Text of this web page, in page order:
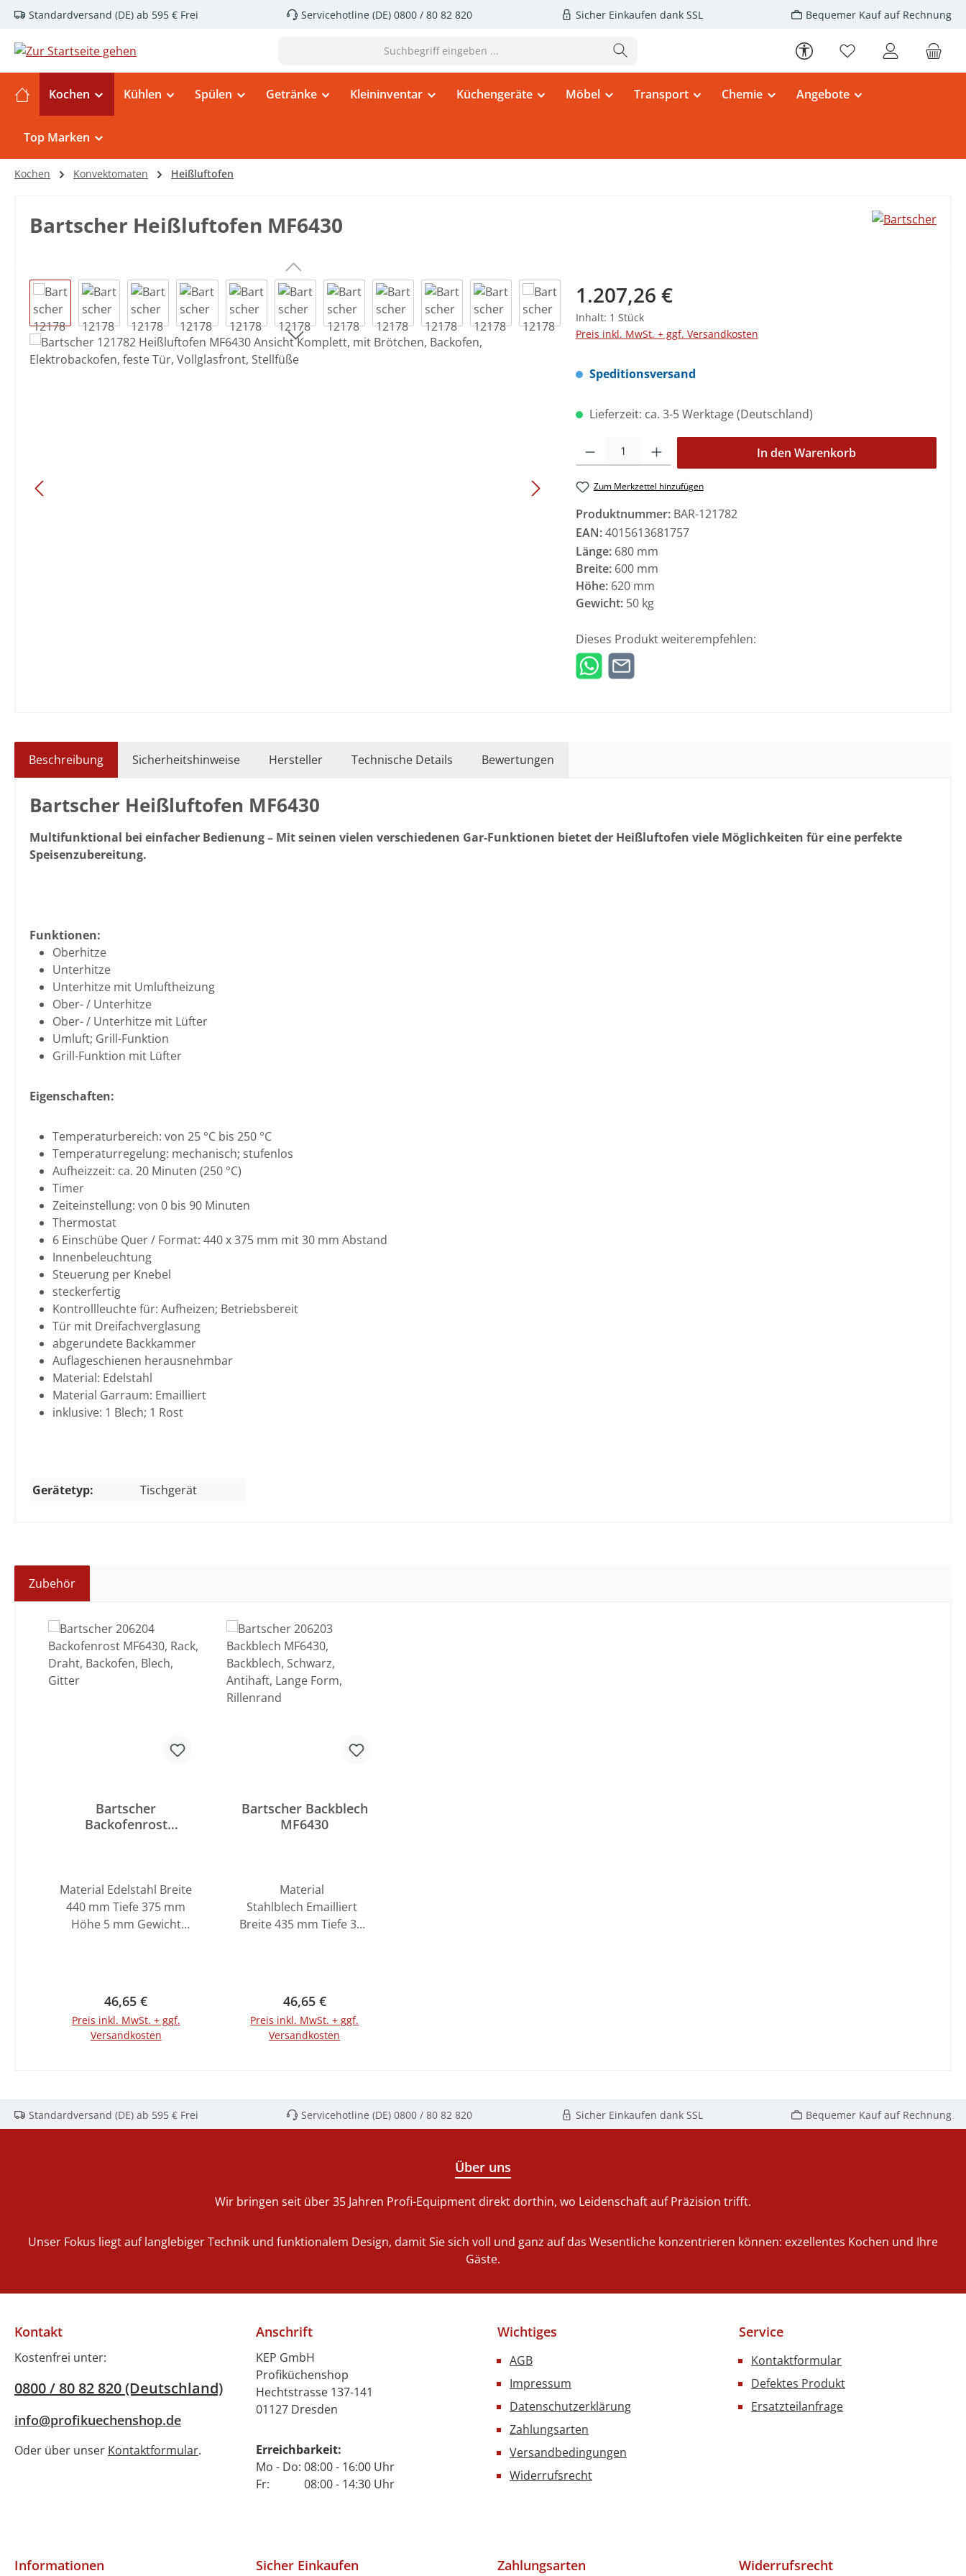
Hauptinhalt springen
Zur Suche springen
Zur Hauptnavigation springen
Standardversand (DE) ab 595 € Frei Servicehotline (DE) 0800 / 80 82 820 Sicher Einkaufen dank SSL Bequemer Kauf auf Rechnung
Werkzeugleiste anzeigen
Du hast 0 Produkte
Kochen Kühlen Spülen Getränke Kleininventar Küchengeräte Möbel Transport Chemie Angebote
Top Marken
Kochen Konvektomaten Heißluftofen
Bartscher Heißluftofen MF6430
Bildergalerie überspringen Regulärer Preis:
1.207,26 €
Inhalt: 1 Stück
Preis inkl. MwSt. + ggf. Versandkosten
Speditionsversand
Lieferzeit: ca. 3-5 Werktage (Deutschland)
Produkt Anzahl: Gib den gewünschten Wert ein oder benutze die
In den Warenkorb
Zum Merkzettel hinzufügen
Produktnummer: BAR-121782
EAN:4015613681757
Länge: 680 mm
Breite: 600 mm
Höhe: 620 mm
Gewicht: 50 kg
Dieses Produkt weiterempfehlen:
Beschreibung Sicherheitshinweise Hersteller Technische Details Bewertungen
Bartscher Heißluftofen MF6430
Multifunktional bei einfacher Bedienung – Mit seinen vielen verschiedenen Gar-Funktionen bietet der Heißluftofen viele Möglichkeiten für eine perfekte
Speisenzubereitung.
Funktionen:
Oberhitze
Unterhitze
Unterhitze mit Umluftheizung
Ober- / Unterhitze
Ober- / Unterhitze mit Lüfter
Umluft; Grill-Funktion
Grill-Funktion mit Lüfter
Eigenschaften:
Temperaturbereich: von 25 °C bis 250 °C
Temperaturregelung: mechanisch; stufenlos
Aufheizzeit: ca. 20 Minuten (250 °C)
Timer
Zeiteinstellung: von 0 bis 90 Minuten
Thermostat
6 Einschübe Quer / Format: 440 x 375 mm mit 30 mm Abstand
Innenbeleuchtung
Steuerung per Knebel
steckerfertig
Kontrollleuchte für: Aufheizen; Betriebsbereit
Tür mit Dreifachverglasung
abgerundete Backkammer
Auflageschienen herausnehmbar
Material: Edelstahl
Material Garraum: Emailliert
inklusive: 1 Blech; 1 Rost
Gerätetyp: Tischgerät
Zubehör
Produktgalerie überspringen
Bartscher
Backofenrost
Material Edelstahl Breite
440 mm Tiefe 375 mm
Höhe 5 mm Gewicht
Regulärer Preis:
46,65 €
Preis inkl. MwSt. + ggf.
Versandkosten
Bartscher Backblech
MF6430
Material
Stahlblech Emailliert
Breite 435 mm Tiefe 352
Regulärer Preis:
46,65 €
Preis inkl. MwSt. + ggf.
Versandkosten
Standardversand (DE) ab 595 € Frei Servicehotline (DE) 0800 / 80 82 820 Sicher Einkaufen dank SSL Bequemer Kauf auf Rechnung
Über uns
Wir bringen seit über 35 Jahren Profi-Equipment direkt dorthin, wo Leidenschaft auf Präzision trifft.
Unser Fokus liegt auf langlebiger Technik und funktionalem Design, damit Sie sich voll und ganz auf das Wesentliche konzentrieren können: exzellentes Kochen und Ihre
Gäste.
Kontakt
Kostenfrei unter:
0800 / 80 82 820 (Deutschland)
info@profikuechenshop.de
Oder über unser Kontaktformular.
Anschrift
KEP GmbH
Profiküchenshop
Hechtstrasse 137-141
01127 Dresden
Erreichbarkeit:
Mo - Do: 08:00 - 16:00 Uhr
Fr: 08:00 - 14:30 Uhr
Wichtiges
AGB
Impressum
Datenschutzerklärung
Zahlungsarten
Versandbedingungen
Widerrufsrecht
Service
Kontaktformular
Defektes Produkt
Ersatzteilanfrage
Informationen Sicher Einkaufen Zahlungsarten Widerrufsrecht